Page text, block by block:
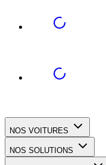
NOS VOITURES
NOS SOLUTIONS